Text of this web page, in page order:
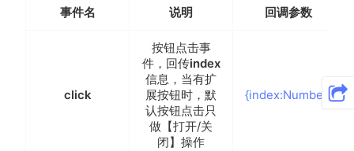
事件名 说明 回调参数
click
按钮点击事
件，回传index
信息，当有扩
展按钮时，默
认按钮点击只
做【打开/关
闭】操作
{index:Number}